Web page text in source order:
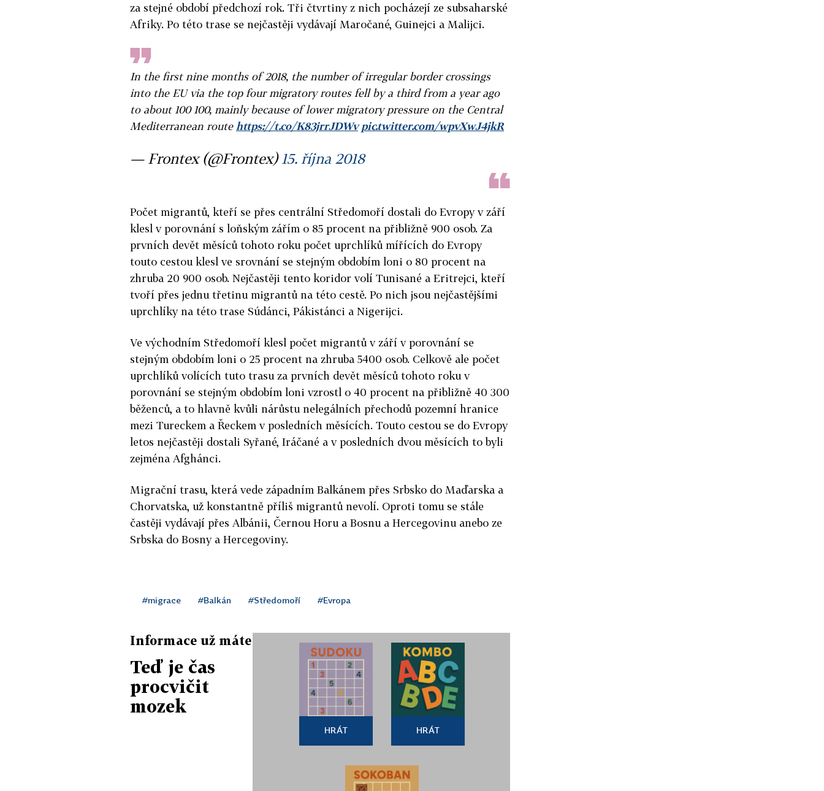
za stejné období předchozí rok. Tři čtvrtiny z nich pocházejí ze subsaharské
Afriky. Po této trase se nejčastěji vydávají Maročané, Guinejci a Malijci.
In the first nine months of 2018, the number of irregular border crossings
into the EU via the top four migratory routes fell by a third from a year ago
to about 100 100, mainly because of lower migratory pressure on the Central
Mediterranean route https://t.co/K83jrrJDWv pic.twitter.com/wpvXwJ4jkR
— Frontex (@Frontex) 15. října 2018
Počet migrantů, kteří se přes centrální Středomoří dostali do Evropy v září
klesl v porovnání s loňským zářím o 85 procent na přibližně 900 osob. Za
prvních devět měsíců tohoto roku počet uprchlíků mířících do Evropy
touto cestou klesl ve srovnání se stejným obdobím loni o 80 procent na
zhruba 20 900 osob. Nejčastěji tento koridor volí Tunisané a Eritrejci, kteří
tvoří přes jednu třetinu migrantů na této cestě. Po nich jsou nejčastějšími
uprchlíky na této trase Súdánci, Pákistánci a Nigerijci.
Ve východním Středomoří klesl počet migrantů v září v porovnání se
stejným obdobím loni o 25 procent na zhruba 5400 osob. Celkově ale počet
uprchlíků volících tuto trasu za prvních devět měsíců tohoto roku v
porovnání se stejným obdobím loni vzrostl o 40 procent na přibližně 40 300
běženců, a to hlavně kvůli nárůstu nelegálních přechodů pozemní hranice
mezi Tureckem a Řeckem v posledních měsících. Touto cestou se do Evropy
letos nejčastěji dostali Syřané, Iráčané a v posledních dvou měsících to byli
zejména Afghánci.
Migrační trasu, která vede západním Balkánem přes Srbsko do Maďarska a
Chorvatska, už konstantně příliš migrantů nevolí. Oproti tomu se stále
častěji vydávají přes Albánii, Černou Horu a Bosnu a Hercegovinu anebo ze
Srbska do Bosny a Hercegoviny.
#migrace #Balkán #Středomoří #Evropa
Informace už máte
Teď je čas
procvičit
mozek
HRÁT HRÁT